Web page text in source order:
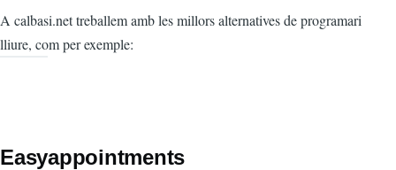
A calbasi.net treballem amb les millors alternatives de programari
lliure, com per exemple:
Easyappointments